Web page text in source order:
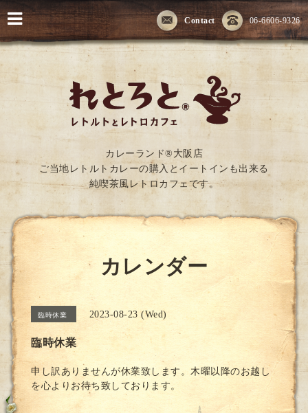
06-6606-9326
Contact
カレーランド®大阪店
ご当地レトルトカレーの購入とイートインも出来る
純喫茶風レトロカフェです。
カレンダー
臨時休業 2023-08-23 (Wed)
臨時休業
申し訳ありませんが休業致します。木曜以降のお越し
を心よりお待ち致しております。